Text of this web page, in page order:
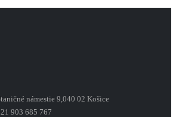
námestie 9,040 02 Košice
903 685 767